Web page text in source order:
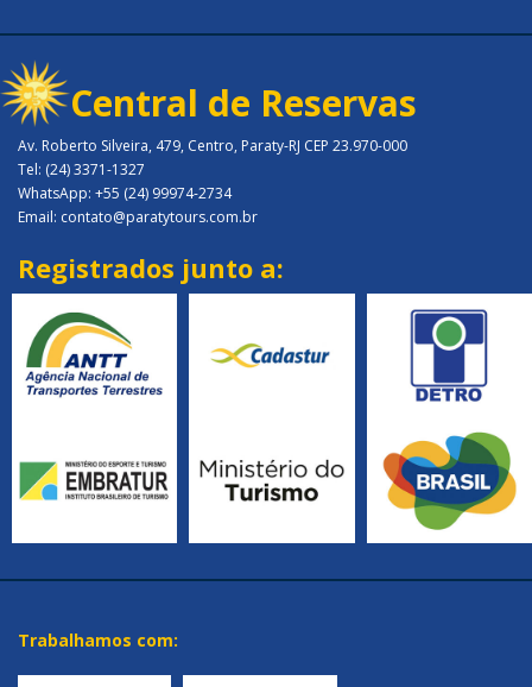
Central de Reservas
Av. Roberto Silveira, 479, Centro, Paraty-RJ CEP 23.970-000
Tel: (24) 3371-1327
WhatsApp: +55 (24) 99974-2734
Email: contato@paratytours.com.br
Registrados junto a:
Trabalhamos com: